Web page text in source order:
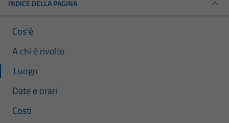
INDICE DELLA PAGINA
Cos'è
A chi è rivolto
Luogo
Date e orari
Costi